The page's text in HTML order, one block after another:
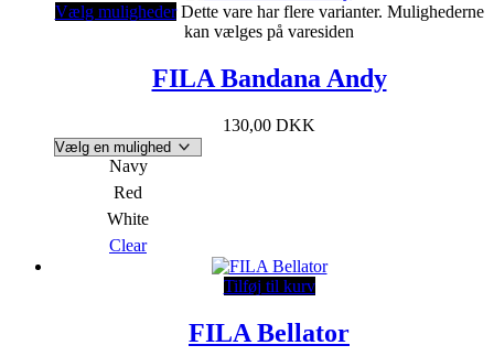
Vælg muligheder Dette vare har flere varianter. Mulighederne
kan vælges på varesiden
FILA Bandana Andy
130,00 DKK
Navy
Red
White
Clear
Tilføj til kurv
FILA Bellator